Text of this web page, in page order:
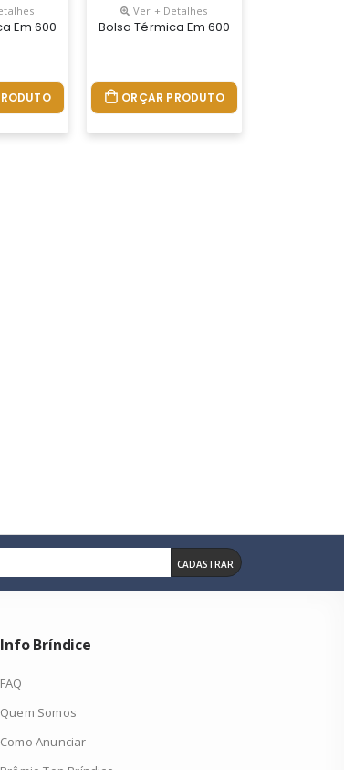
Peva Atóxico E Soldado, Que Evita
Revestimento Interno Em Peva Atóxico E
Resistente À Água E Possui Revestimento
Webbing E Bolso Frontal. Capacidade Até 8 L.
Em 600d Com Alça Ajustável Em Webbing E Bolso
Ver + Detalhes
Bolsa Térmica Em 600d Com Alça
ORÇAR PRODUTO
X 160 Mm
Eu Food Grade. 270 X 200 X 160 Mm
Bolso Frontal, Dois Bolsos Laterais, Alça De Ombro
Tonalidade Cinza Claro Com Bolso Frontal , Argola
CADASTRAR
Info Bríndice
FAQ
Quem Somos
Como Anunciar